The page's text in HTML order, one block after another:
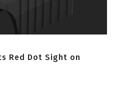
Red Dot Sight on